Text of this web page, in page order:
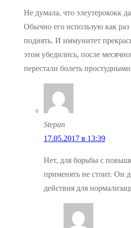
Не думала, что элеутерококк
Обычно его использую как раз
поднять. И иммунитет
этом убедились, после
перестали болеть
Stepan
17.05.2017 в 13:39
Нет, для борьбы с
применять не стоит. Он
действия для